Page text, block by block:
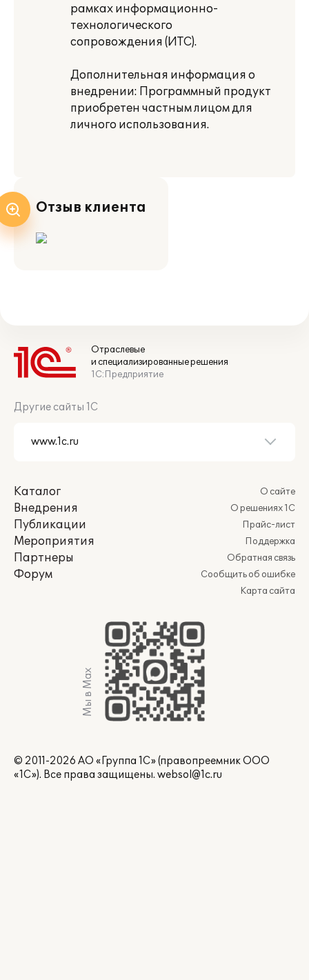
рамках информационно-
технологического
сопровождения (ИТС).
Дополнительная информация о
внедрении: Программный продукт
приобретен частным лицом для
личного использования.
Отзыв клиента
Отраслевые
и специализированные решения
1С:Предприятие
Другие сайты 1С
Каталог
Внедрения
Публикации
Мероприятия
Партнеры
Форум
О сайте
О решениях 1С
Прайс-лист
Поддержка
Обратная связь
Сообщить об ошибке
Карта сайта
Мы в Max
© 2011-2026 АО «Группа 1С» (правопреемник ООО
«1С»). Все права защищены. websol@1c.ru